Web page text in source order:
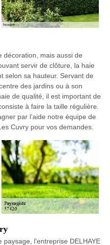
décoration, mais aussi de
servir de clôture, la haie
selon sa hauteur. Servant de
des jardins ou à son
de qualité, il est important de
à faire la taille régulière.
par l’aide notre équipe de
Cuvry pour vos demandes.
l’entreprise DELHAYE